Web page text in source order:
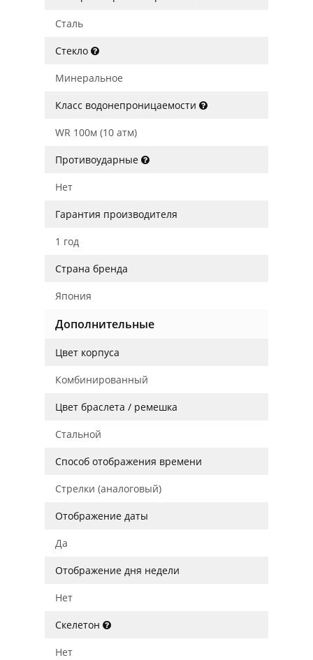
Сталь
Стекло
Минеральное
Класс водонепроницаемости
WR 100м (10 атм)
Противоударные
Нет
Гарантия производителя
1 год
Страна бренда
Япония
Дополнительные
Цвет корпуса
Комбинированный
Цвет браслета / ремешка
Стальной
Способ отображения времени
Стрелки (аналоговый)
Отображение даты
Да
Отображение дня недели
Нет
Скелетон
Нет